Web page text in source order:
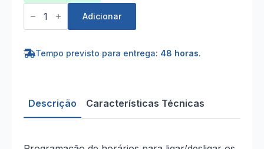
Quantidade
de
16A
consumo
de
energia
Adicionar
Tempo previsto para entrega: 48 horas.
Descrição Características Técnicas